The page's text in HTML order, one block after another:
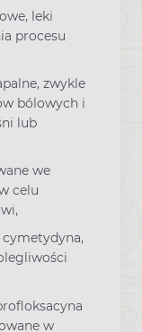
leki
procesu
zwykle
bólowych i
lub
we
celu
w